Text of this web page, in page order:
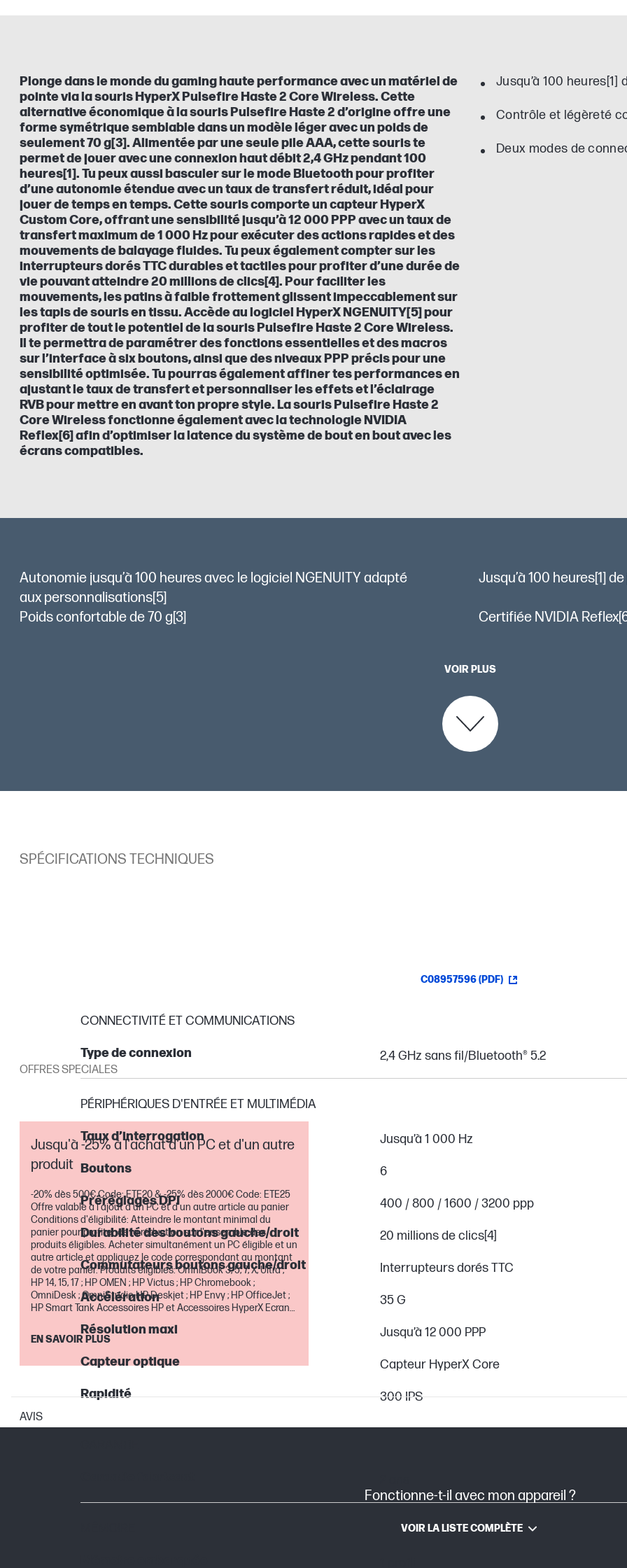
Plonge dans le monde du gaming haute performance avec un matériel de
pointe via la souris HyperX Pulsefire Haste 2 Core Wireless. Cette
alternative économique à la souris Pulsefire Haste 2 d’origine offre une
forme symétrique semblable dans un modèle léger avec un poids de
seulement 70 g[3]. Alimentée par une seule pile AAA, cette souris te
permet de jouer avec une connexion haut débit 2,4 GHz pendant 100
heures[1]. Tu peux aussi basculer sur le mode Bluetooth pour profiter
d’une autonomie étendue avec un taux de transfert réduit, idéal pour
jouer de temps en temps. Cette souris comporte un capteur HyperX
Custom Core, offrant une sensibilité jusqu’à 12 000 PPP avec un taux de
transfert maximum de 1 000 Hz pour exécuter des actions rapides et des
mouvements de balayage fluides. Tu peux également compter sur les
interrupteurs dorés TTC durables et tactiles pour profiter d’une durée de
vie pouvant atteindre 20 millions de clics[4]. Pour faciliter les
mouvements, les patins à faible frottement glissent impeccablement sur
les tapis de souris en tissu. Accède au logiciel HyperX NGENUITY[5] pour
profiter de tout le potentiel de la souris Pulsefire Haste 2 Core Wireless.
Il te permettra de paramétrer des fonctions essentielles et des macros
sur l’interface à six boutons, ainsi que des niveaux PPP précis pour une
sensibilité optimisée. Tu pourras également affiner tes performances en
ajustant le taux de transfert et personnaliser les effets et l’éclairage
RVB pour mettre en avant ton propre style. La souris Pulsefire Haste 2
Core Wireless fonctionne également avec la technologie NVIDIA
Reflex[6] afin d’optimiser la latence du système de bout en bout avec les
écrans compatibles.
Jusqu’à 100
Contrôle et légèreté
Deux modes de
Autonomie jusqu’à 100 heures avec le logiciel NGENUITY adapté
aux personnalisations[5]
Jusqu’à 100 heures[1]
Poids confortable de 70 g[3] Certifiée NVIDIA
Capteur HyperX Custom
VOIR PLUS
SPÉCIFICATIONS TECHNIQUES
C08957596 (PDF)
CONNECTIVITÉ ET COMMUNICATIONS
Type de connexion 2,4 GHz sans fil/Bluetooth® 5.2
PÉRIPHÉRIQUES D'ENTRÉE ET MULTIMÉDIA
Taux d’interrogation
Jusqu’à 1 000 Hz
Boutons
6
Préréglages DPI
400 / 800 / 1600 / 3200 ppp
Durabilité des boutons gauche/droit
20 millions de clics[4]
Commutateurs boutons gauche/droit
Interrupteurs dorés TTC
Accélération
35 G
Résolution maxi
Jusqu’à 12 000 PPP
Capteur optique
Capteur HyperX Core
Rapidité
300 IPS
OFFRES SPECIALES
Jusqu'à -25% à l'achat d'un PC et d'un autre
produit
-20% dès 500€ Code: ETE20 & -25% dès 2000€ Code: ETE25
Offre valable à l'ajout d'un PC et d'un autre article au panier
Conditions d'éligibilité: Atteindre le montant minimal du
panier pour profiter de la réduction sur l'ensemble des
produits éligibles. Acheter simultanément un PC éligible et un
autre article et appliquez le code correspondant au montant
de votre panier. Produits éligibles: OmniBook 3, 5, 7, X, Ultra ;
HP 14, 15, 17 ; HP OMEN ; HP Victus ; HP Chromebook ;
OmniDesk ; OmniStudio HP Deskjet ; HP Envy ; HP OfficeJet ;
HP Smart Tank Accessoires HP et Accessoires HyperX Ecrans
Gaming et pour la maison Extensions de garantie et service
Absolute Offre valable jusqu'au 30 août inclus
EN SAVOIR PLUS
AVIS
Fonctionne-t-il avec mon appareil ?
VOIR LA LISTE COMPLÈTE